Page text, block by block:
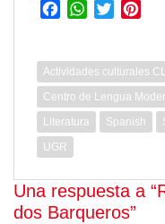
e
b
o
o
k
W
t
s
A
p
t
t
e
r
t
e
r
e
Actividades culturales
Centro de Lengua
Literatura
Spanish
UGR
Una respuesta a
dos Barqueros”